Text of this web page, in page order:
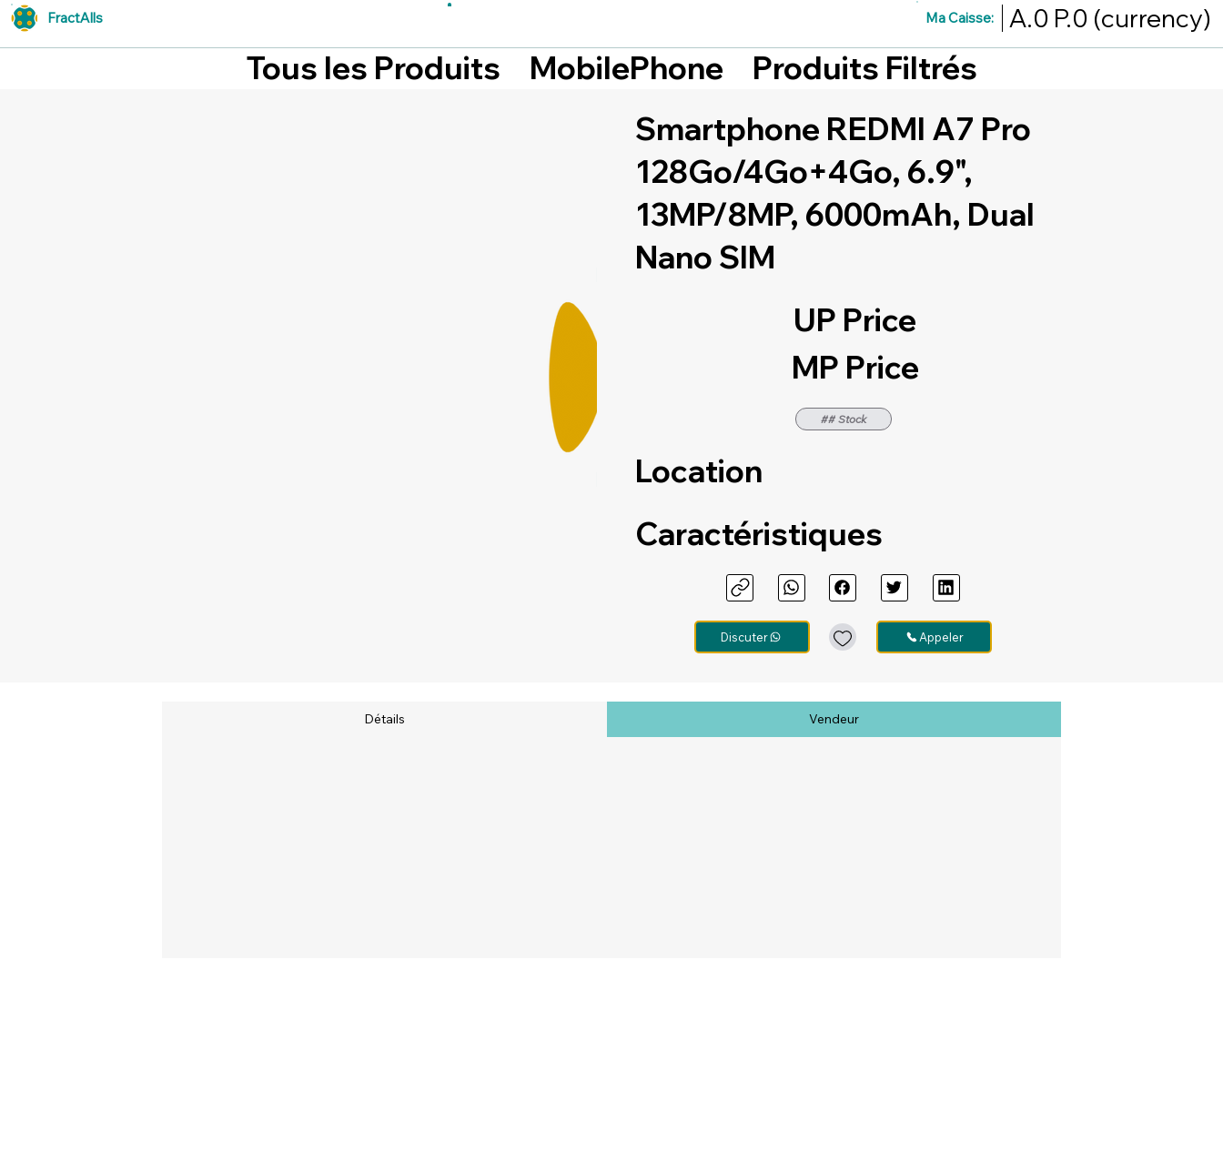
FractAlls Ma Caisse: A.0 P.0 (currency)
Tous les Produits MobilePhone
Produits Filtrés
Smartphone REDMI A7 Pro
128Go/4Go+4Go, 6.9",
13MP/8MP, 6000mAh, Dual
Nano SIM
UP Price
MP Price
## Stock
Location
Caractéristiques
Discuter Appeler
Détails Vendeur